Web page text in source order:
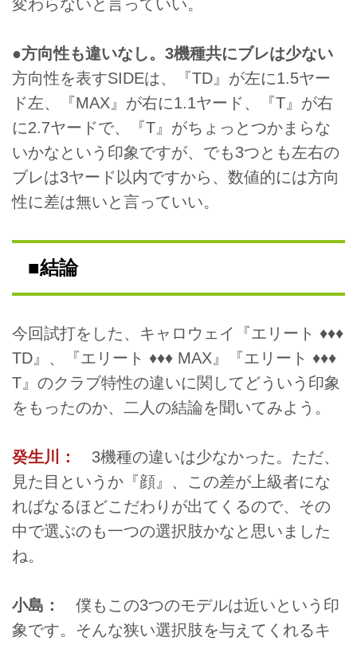
変わらないと言っていい。
●方向性も違いなし。3機種共にブレは少ない
方向性を表すSIDEは、『TD』が左に1.5ヤー
ド左、『MAX』が右に1.1ヤード、『T』が右
に2.7ヤードで、『T』がちょっとつかまらな
いかなという印象ですが、でも3つとも左右の
ブレは3ヤード以内ですから、数値的には方向
性に差は無いと言っていい。
■結論
今回試打をした、キャロウェイ『エリート ♦♦♦
TD』、『エリート ♦♦♦ MAX』『エリート ♦♦♦
T』のクラブ特性の違いに関してどういう印象
をもったのか、二人の結論を聞いてみよう。
癸生川：
3機種の違いは少なかった。ただ、
見た目というか『顔』、この差が上級者にな
ればなるほどこだわりが出てくるので、その
中で選ぶのも一つの選択肢かなと思いました
ね。
小島：
僕もこの3つのモデルは近いという印
象です。そんな狭い選択肢を与えてくれるキ